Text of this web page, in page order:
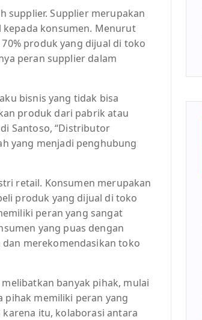
supplier. Supplier merupakan
konsumen. Menurut
produk yang dijual di toko
peran supplier dalam
bisnis yang tidak bisa
produk dari pabrik atau
Santoso, “Distributor
yang menjadi penghubung
retail. Konsumen merupakan
produk yang dijual di toko
peran yang sangat
yang puas dengan
merekomendasikan toko
banyak pihak, mulai
pihak memiliki peran yang
itu, kolaborasi antara